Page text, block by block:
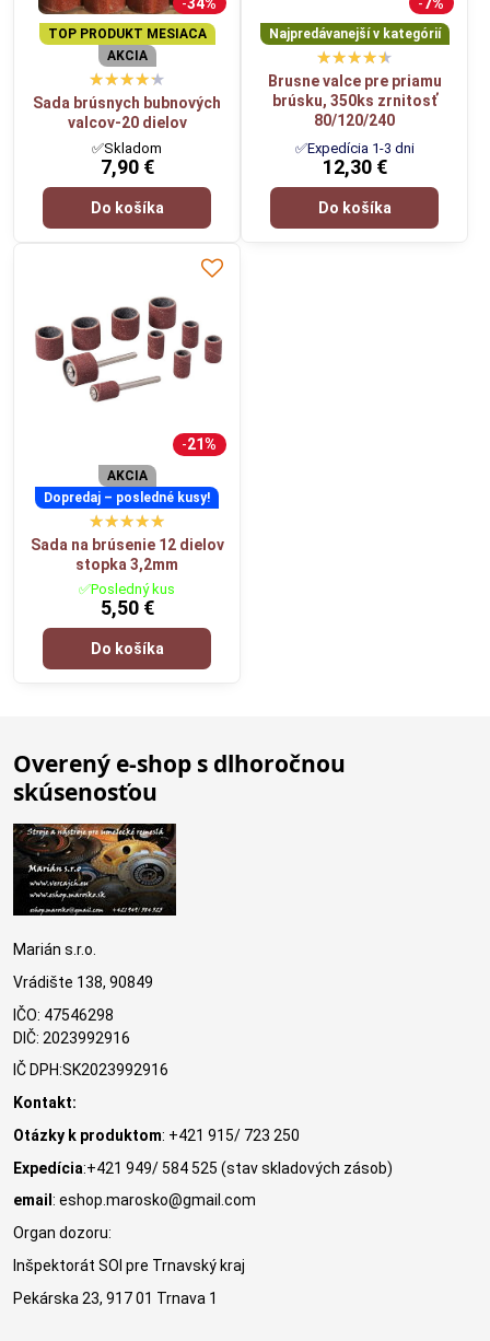
TOP PRODUKT MESIACA
AKCIA
Sada brúsnych bubnových
valcov-20 dielov
✅Skladom
7,90 €
Do košíka
Najpredávanejší v kategórií
Brusne valce pre priamu
brúsku, 350ks zrnitosť
80/120/240
✅Expedícia 1-3 dni
12,30 €
Do košíka
21%
AKCIA
Dopredaj – posledné kusy!
Sada na brúsenie 12 dielov
stopka 3,2mm
✅Posledný kus
5,50 €
Do košíka
Overený e-shop s dlhoročnou
skúsenosťou
Marián s.r.o.
Vrádište 138, 90849
IČO: 47546298
DIČ: 2023992916
IČ DPH:SK2023992916
Kontakt:
Otázky k produktom: +421 915/ 723 250
Expedícia:+421 949/ 584 525 (stav skladových zásob)
email : eshop.marosko@gmail.com
Organ dozoru:
Inšpektorát SOI pre Trnavský kraj
Pekárska 23, 917 01 Trnava 1